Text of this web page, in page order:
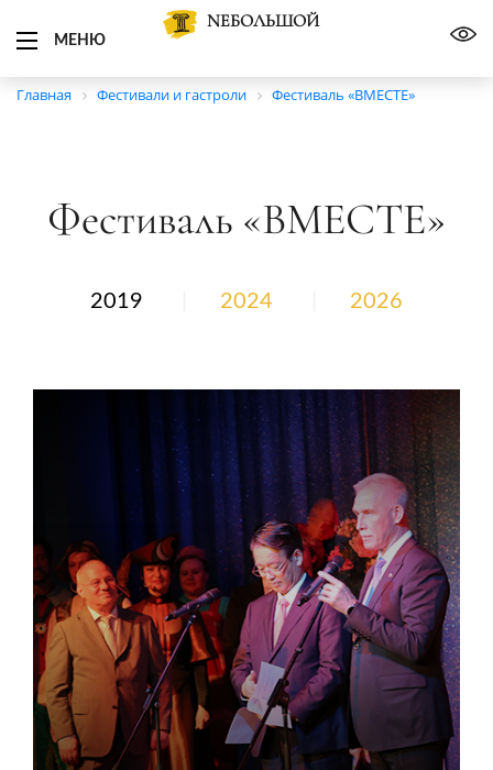
МЕНЮ
NЕБОЛЬШОЙ
Главная Фестивали и гастроли Фестиваль «ВМЕСТЕ»
Фестиваль «ВМЕСТЕ»
2019 2024 2026